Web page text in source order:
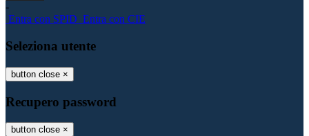
-
Entra con SPID Entra con CIE
Seleziona utente
button close ×
Recupero password
button close ×